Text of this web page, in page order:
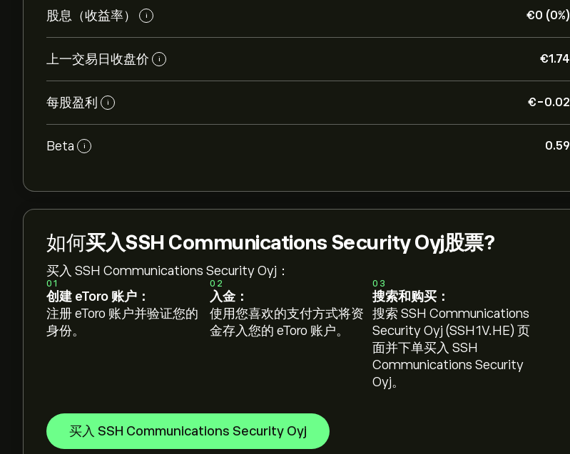
股息（收益率） i ‎€‎0 (0%)
上一交易日收盘价 i ‎€‎1.74
每股盈利 i ‎€‎-0.02
Beta i 0.59
如何买入SSH Communications Security Oyj股票?
买入 SSH Communications Security Oyj：
01
创建 eToro 账户：
注册 eToro 账户并验证您的
身份。
02
入金：
使用您喜欢的支付方式将资
金存入您的 eToro 账户。
03
搜索和购买：
搜索 SSH Communications
Security Oyj (SSH1V.HE) 页
面并下单买入 SSH
Communications Security
Oyj。
买入 SSH Communications Security Oyj